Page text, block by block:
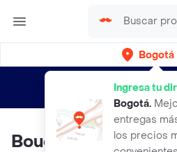
Bogotá
Ingresa tu
Bogotá.
entregas
los precios
envíos gratis por
Bouchard Lata De